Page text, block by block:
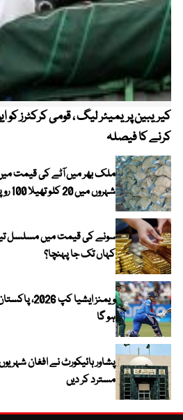
کرنے کا فیصلہ
ملک بھر میں آٹے کی قیمت
شہروں میں 20 کلو تھیلا 100 روپے تک مہنگا
سونے کی قیمت میں مسلسل
کہاں تک جا پہنچا؟
ویمنز ایشیا
ہو گا
پشاور ہائیکورٹ نے افغان
مسترد کر دیں